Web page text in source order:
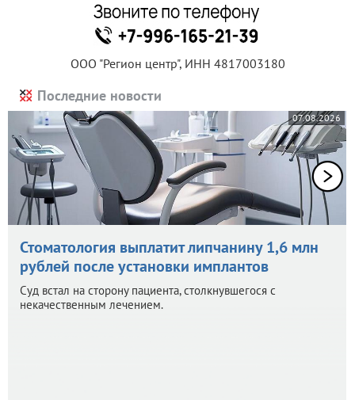
ООО "Регион центр", ИНН 4817003180
Последние новости
07.08.2026
Стоматология выплатит липчанину 1,6 млн
рублей после установки имплантов
Суд встал на сторону пациента, столкнувшегося с
некачественным лечением.